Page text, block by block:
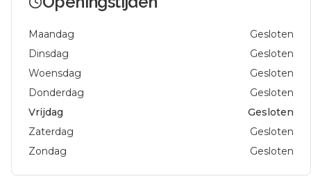
Maandag
Gesloten
Dinsdag
Gesloten
Woensdag
Gesloten
Donderdag
Gesloten
Vrijdag
Gesloten
Zaterdag
Gesloten
Zondag
Gesloten